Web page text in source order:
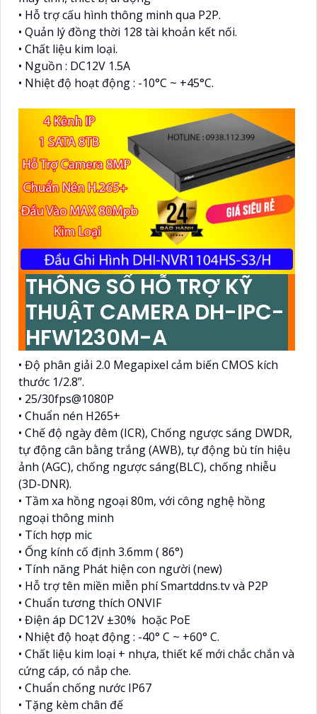
• Hỗ trợ cấu hình thông minh qua P2P.
• Quản lý đồng thời 128 tài khoản kết nối.
• Chất liệu kim loại.
• Nguồn : DC12V 1.5A
• Nhiệt độ hoạt động : -10°C ~ +45°C.
THÔNG SỐ HỖ TRỢ KỸ
THUẬT CAMERA DH-IPC-
HFW1230M-A
• Độ phân giải 2.0 Megapixel cảm biến CMOS kích
thước 1/2.8”.
• 25/30fps@1080P
• Chuẩn nén H265+
• Chế độ ngày đêm (ICR), Chống ngược sáng DWDR,
tự động cân bằng trắng (AWB), tự động bù tín hiệu
ảnh (AGC), chống ngược sáng(BLC), chống nhiễu
(3D-DNR).
• Tầm xa hồng ngoại 80m, với công nghệ hồng
ngoại thông minh
• Tích hợp mic
• Ống kính cố định 3.6mm ( 86°)
• Tính năng Phát hiện con người (new)
• Hỗ trợ tên miền miễn phí Smartddns.tv và P2P
• Chuẩn tương thích ONVIF
• Điện áp DC12V ±30% hoặc PoE
• Nhiệt độ hoạt động : -40° C ~ +60° C.
• Chất liệu kim loại + nhựa, thiết kế mới chắc chắn và
cứng cáp, có nắp che.
• Chuẩn chống nước IP67
• Tặng kèm chân đế